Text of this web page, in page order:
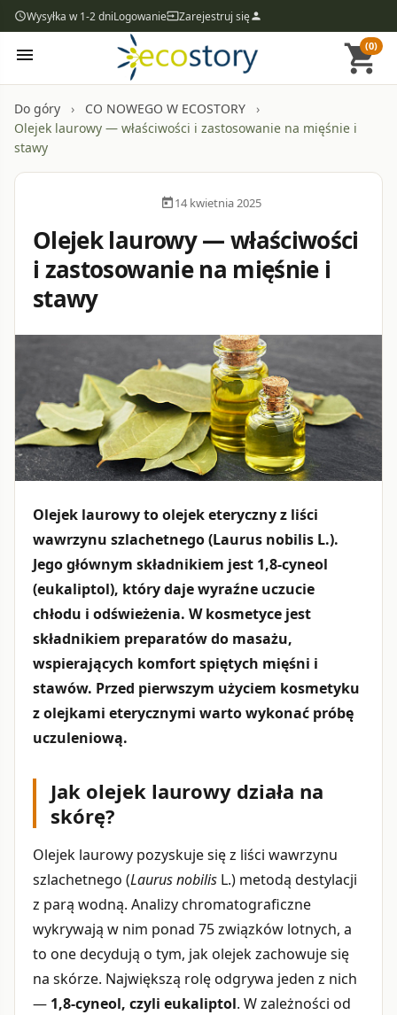
access_timeWysyłka w 1-2 dniLogowanieinputZarejestruj sięperson
menu shopping_cart
(0)
Do góry
CO NOWEGO W ECOSTORY
Olejek laurowy — właściwości i zastosowanie na mięśnie i
stawy
calendar_today14 kwietnia 2025
Olejek laurowy — właściwości
i zastosowanie na mięśnie i
stawy
Olejek laurowy to olejek eteryczny z liści
wawrzynu szlachetnego (Laurus nobilis L.).
Jego głównym składnikiem jest 1,8-cyneol
(eukaliptol), który daje wyraźne uczucie
chłodu i odświeżenia. W kosmetyce jest
składnikiem preparatów do masażu,
wspierających komfort spiętych mięśni i
stawów. Przed pierwszym użyciem kosmetyku
z olejkami eterycznymi warto wykonać próbę
uczuleniową.
Jak olejek laurowy działa na
skórę?
Olejek laurowy pozyskuje się z liści wawrzynu
szlachetnego (Laurus nobilis L.) metodą destylacji
z parą wodną. Analizy chromatograficzne
wykrywają w nim ponad 75 związków lotnych, a
to one decydują o tym, jak olejek zachowuje się
na skórze. Największą rolę odgrywa jeden z nich
— 1,8-cyneol, czyli eukaliptol. W zależności od